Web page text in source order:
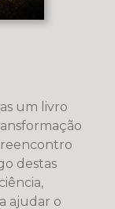
um livro
reencontro
ajudar o